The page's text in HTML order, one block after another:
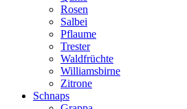
Rosen
Salbei
Pflaume
Trester
Waldfrüchte
Williamsbirne
Zitrone
Schnaps